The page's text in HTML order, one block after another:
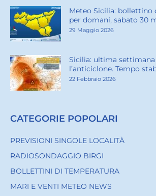
Meteo Sicilia: bollettino
per domani, sabato 30
29 Maggio 2026
Sicilia: ultima
l’anticiclone. Tempo
22 Febbraio 2026
CATEGORIE POPOLARI
PREVISIONI SINGOLE LOCALITÀ
RADIOSONDAGGIO BIRGI
BOLLETTINI DI TEMPERATURA
MARI E VENTI METEO NEWS